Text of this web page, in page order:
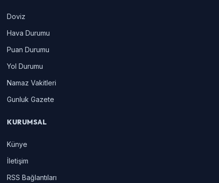
Doviz
Hava Durumu
Puan Durumu
Yol Durumu
Namaz Vakitleri
Gunluk Gazete
KURUMSAL
Künye
İletişim
RSS Bağlantıları